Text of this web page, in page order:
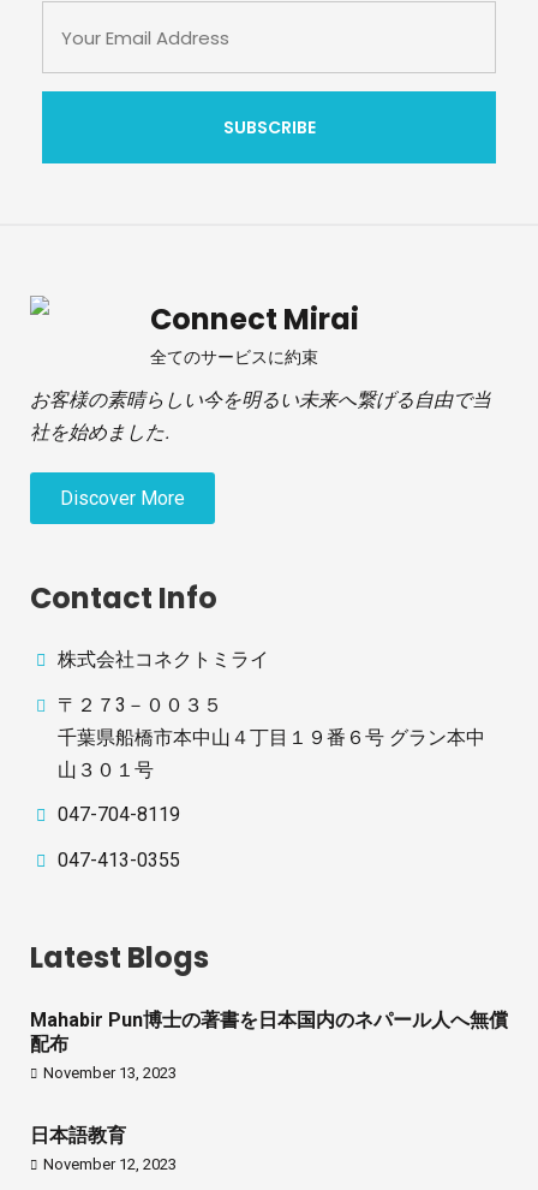
Connect Mirai
全てのサービスに約束
お客様の素晴らしい今を明るい未来へ繋げる自由で当
社を始めました.
Discover More
Contact Info
株式会社コネクトミライ
〒２７3－００３５
千葉県船橋市本中山４丁目１９番６号 グラン本中
山３０１号
047-704-8119
047-413-0355
Latest Blogs
Mahabir Pun博士の著書を日本国内のネパール人へ無償
配布
November 13, 2023
日本語教育
November 12, 2023